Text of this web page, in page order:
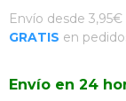
Envío desde 3,95€
GRATIS en
Envío en 24